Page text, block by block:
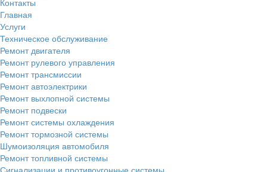
Контакты
Главная
Услуги
Техническое обслуживание
Ремонт двигателя
Ремонт рулевого управления
Ремонт трансмиссии
Ремонт автоэлектрики
Ремонт выхлопной системы
Ремонт подвески
Ремонт системы охлаждения
Ремонт тормозной системы
Шумоизоляция автомобиля
Ремонт топливной системы